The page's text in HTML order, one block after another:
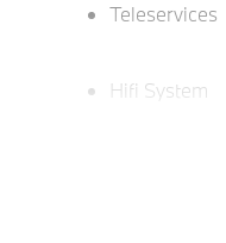
Teleservices
Hifi System